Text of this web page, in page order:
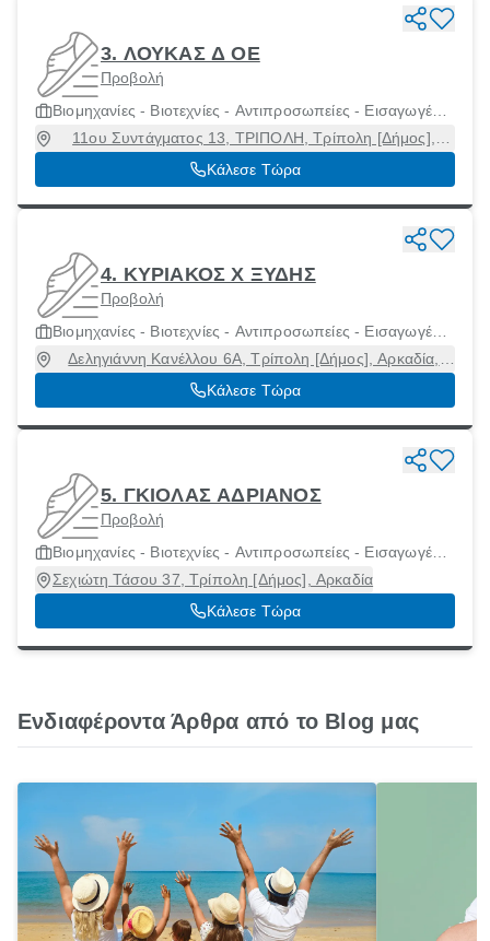
3. ΛΟΥΚΑΣ Δ ΟΕ
Προβολή
Βιομηχανίες - Βιοτεχνίες - Αντιπροσωπείες - Εισαγωγές
Υποδημάτων
11ου Συντάγματος 13, ΤΡΙΠΟΛΗ, Τρίπολη [Δήμος],
Αρκαδία, 22100
Κάλεσε Τώρα
4. ΚΥΡΙΑΚΟΣ Χ ΞΥΔΗΣ
Προβολή
Βιομηχανίες - Βιοτεχνίες - Αντιπροσωπείες - Εισαγωγές
Υποδημάτων
Δεληγιάννη Κανέλλου 6Α, Τρίπολη [Δήμος], Αρκαδία,
22100
Κάλεσε Τώρα
5. ΓΚΙΟΛΑΣ ΑΔΡΙΑΝΟΣ
Προβολή
Βιομηχανίες - Βιοτεχνίες - Αντιπροσωπείες - Εισαγωγές
Υποδημάτων
Σεχιώτη Τάσου 37, Τρίπολη [Δήμος], Αρκαδία
Κάλεσε Τώρα
Ενδιαφέροντα Άρθρα από το Blog μας